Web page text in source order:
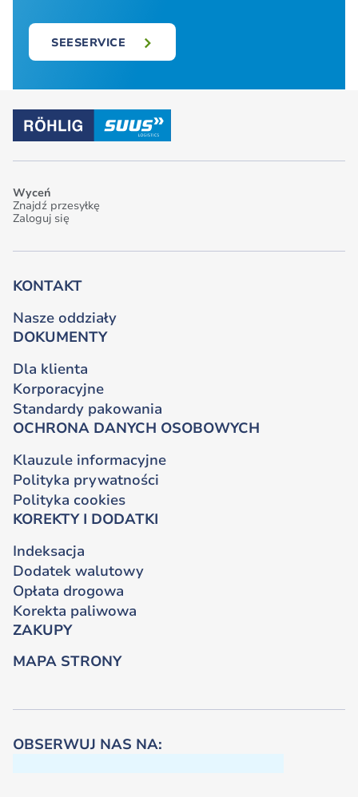
SEESERVICE
OBSERWUJ NAS NA:
Wyceń
Znajdź przesyłkę
Zaloguj się
KONTAKT
Nasze oddziały
DOKUMENTY
Dla klienta
Korporacyjne
Standardy pakowania
OCHRONA DANYCH OSOBOWYCH
Klauzule informacyjne
Polityka prywatności
Polityka cookies
KOREKTY I DODATKI
Indeksacja
Dodatek walutowy
Opłata drogowa
Korekta paliwowa
ZAKUPY
MAPA STRONY